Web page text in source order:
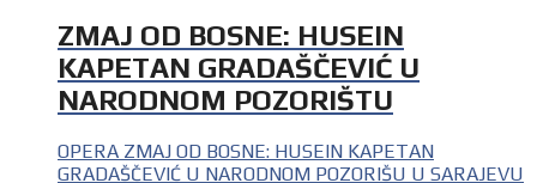
ZMAJ OD BOSNE: HUSEIN
KAPETAN GRADAŠČEVIĆ U
NARODNOM POZORIŠTU
OPERA ZMAJ OD BOSNE: HUSEIN KAPETAN
GRADAŠČEVIĆ U NARODNOM POZORIŠU U SARAJEVU